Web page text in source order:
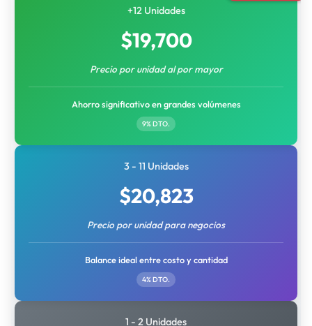
+12 Unidades
$19,700
Precio por unidad al por mayor
Ahorro significativo en grandes volúmenes
9% DTO.
3 - 11 Unidades
$20,823
Precio por unidad para negocios
Balance ideal entre costo y cantidad
4% DTO.
1 - 2 Unidades